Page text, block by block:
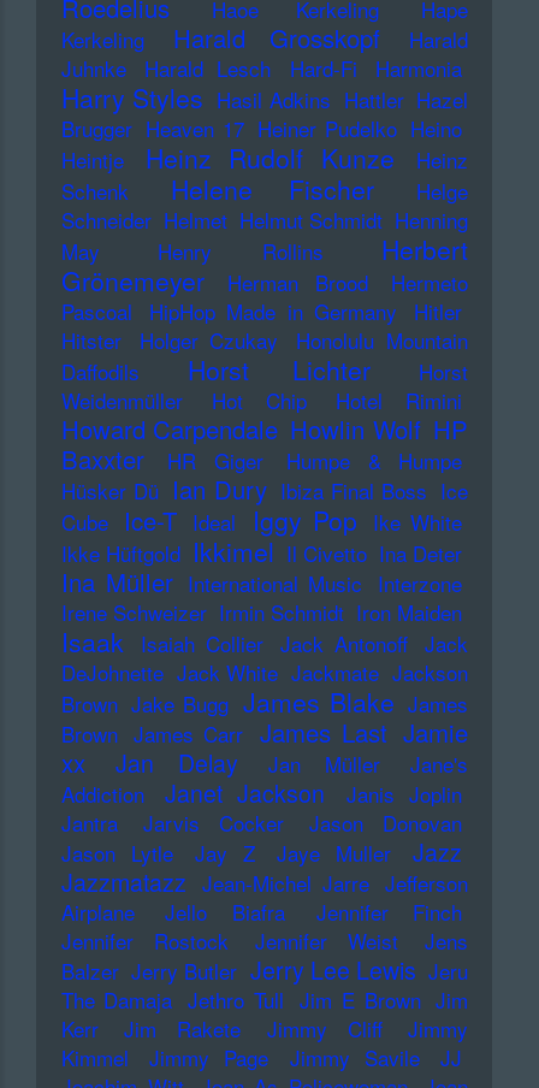
Roedelius Haoe Kerkeling
Hape
Kerkeling
Harald Grosskopf
Harald
Juhnke
Harald Lesch Hard-Fi Harmonia
Harry Styles Hasil Adkins Hattler Hazel
Brugger Heaven 17 Heiner Pudelko Heino
Heintje
Heinz Rudolf Kunze
Heinz
Schenk
Helene Fischer
Helge
Schneider Helmet Helmut Schmidt Henning
May
Henry Rollins
Herbert
Grönemeyer
Herman Brood
Hermeto
Pascoal
HipHop Made in Germany
Hitler
Hitster
Holger Czukay
Honolulu Mountain
Daffodils
Horst Lichter
Horst
Weidenmüller
Hot Chip Hotel Rimini
Howard Carpendale Howlin Wolf HP
Baxxter
HR Giger
Humpe & Humpe
Hüsker Dü Ian Dury Ibiza Final Boss Ice
Cube
Ice-T Ideal Iggy Pop Ike White
Ikke Hüftgold Ikkimel Il Civetto Ina Deter
Ina Müller International Music Interzone
Irene Schweizer Irmin Schmidt Iron Maiden
Isaak Isaiah Collier Jack Antonoff Jack
DeJohnette Jack White Jackmate Jackson
Brown Jake Bugg James Blake James
Brown James Carr James Last Jamie
xx
Jan Delay Jan Müller
Jane's
Addiction
Janet Jackson
Janis Joplin
Jantra
Jarvis Cocker
Jason Donovan
Jason Lytle
Jay Z Jaye Muller
Jazz
Jazzmatazz Jean-Michel Jarre Jefferson
Airplane
Jello Biafra
Jennifer Finch
Jennifer Rostock
Jennifer Weist
Jens
Balzer Jerry Butler Jerry Lee Lewis Jeru
The Damaja Jethro Tull Jim E Brown Jim
Kerr
Jim Rakete Jimmy Cliff
Jimmy
Kimmel
Jimmy Page Jimmy Savile
JJ